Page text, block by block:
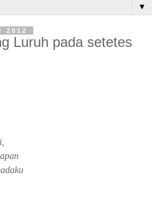
▼
2012
Luruh pada setetes